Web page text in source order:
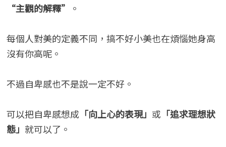
“主觀的解釋”
。
每個人對美的定義不同，搞不好小美也在煩惱她身高
沒有你高呢。
不過自卑感也不是說一定不好。
可以把自卑感想成 「向上心的表現」 或 「追求理想狀
態」 就可以了。